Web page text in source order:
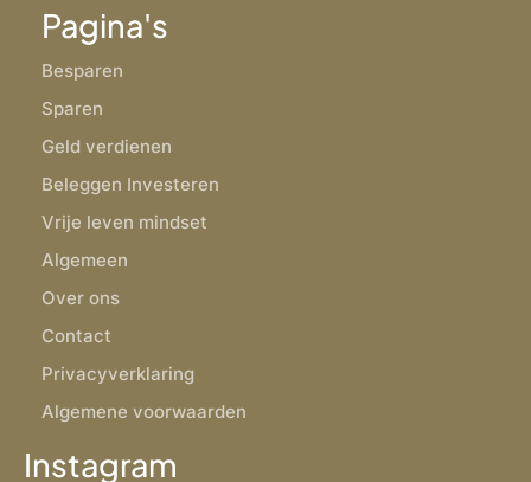
Pagina's
Besparen
Sparen
Geld verdienen
Beleggen Investeren
Vrije leven mindset
Algemeen
Over ons
Contact
Privacyverklaring
Algemene voorwaarden
Instagram